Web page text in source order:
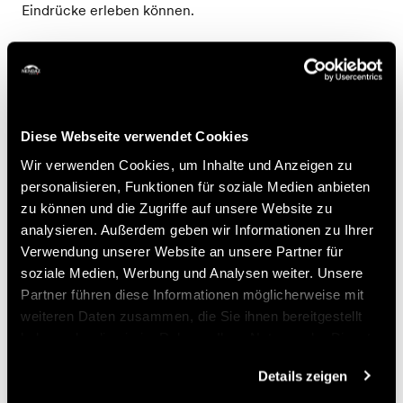
Diese Webseite verwendet Cookies
Wir verwenden Cookies, um Inhalte und Anzeigen zu
personalisieren, Funktionen für soziale Medien anbieten
zu können und die Zugriffe auf unsere Website zu
analysieren. Außerdem geben wir Informationen zu Ihrer
Verwendung unserer Website an unsere Partner für
soziale Medien, Werbung und Analysen weiter. Unsere
Partner führen diese Informationen möglicherweise mit
weiteren Daten zusammen, die Sie ihnen bereitgestellt
Details zeigen
Eindrücke erleben können.
gemütlicher Atmosphäre ein kleiner Imbiss offeriert. Ein
ihren respektvollen Umgang mit der Tierwelt zu
fördern.
Preise
Preis
Kind 33.-CHF